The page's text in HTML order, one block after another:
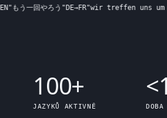
う一回やろう"DE→ FR"wir treffen uns um
100+
JAZYKŮ AKTIVNĚ
<
DOBA